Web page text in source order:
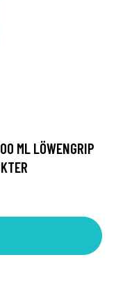
ML LÖWENGRIP